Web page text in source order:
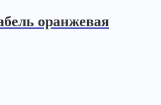
оранжевая